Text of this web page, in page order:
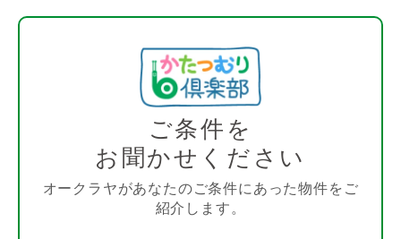
ご条件を
お聞かせください
オークラヤがあなたのご条件にあった物件をご
紹介します。